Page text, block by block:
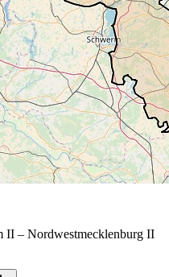
II – Nordwestmecklenburg II